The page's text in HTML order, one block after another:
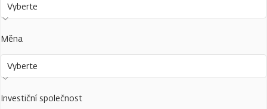
Vyberte
Měna
Vyberte
Investiční společnost